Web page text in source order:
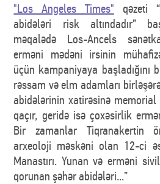
"Los Angeles Times"
qəzeti
abidələri risk altındadır”
məqalədə Los-Ancels
erməni mədəni irsinin
üçün kampaniyaya başladığını
rəssam və elm adamları
abidələrinin xatirəsinə memorial
qaçır, geridə isə çoxəsirlik
Bir zamanlar Tiqranakertin
arxeoloji məskəni olan 12-ci
Manastırı. Yunan və erməni
qorunan şəhər abidələri...”